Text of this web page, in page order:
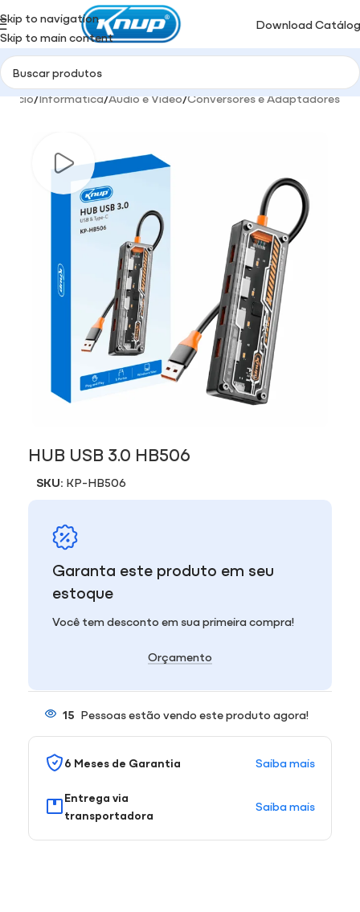
Skip to navigation
Skip to main content
Download
Início/Informática/Audio e Video/Conversores e Adaptadores
HUB USB 3.0 HB506
SKU: KP-HB506
Garanta este produto em seu
estoque
Você tem desconto em sua primeira compra!
Orçamento
15 Pessoas estão vendo este produto agora!
6 Meses de Garantia Saiba mais
Entrega via
transportadora
Saiba mais